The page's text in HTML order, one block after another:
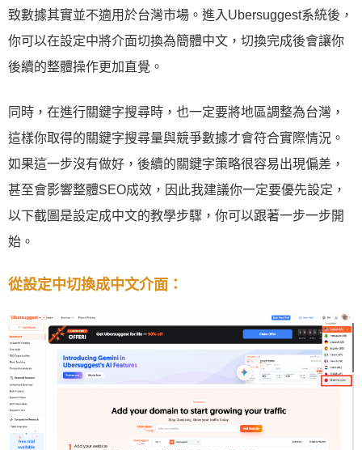
致數據其實並不適用於台灣市場。進入Ubersuggest系統後，
你可以在設定中將介面切換為簡體中文，切換完成後會讓你
後續的整體操作更加直覺。
同時，在進行關鍵字搜尋時，也一定要將地區調整為台灣，
這樣你取得的關鍵字搜尋量與競爭數據才會符合實際情況。
如果這一步沒有做好，後續的關鍵字策略很容易出現偏差，
甚至會影響整體SEO成效，因此我建議你一定要優先設定，
以下截圖是設定成中文的教學步驟，你可以跟著一步一步開
始。
從設定中切換成中文介面：